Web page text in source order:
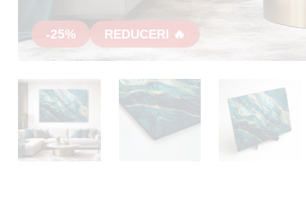
-25% REDUCERI 🔥